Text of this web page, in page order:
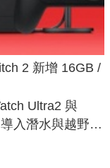
2 新增 16GB /
Ultra2 與
入潛水與越野跑